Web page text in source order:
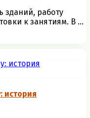
зданий, работу
к занятиям. В ...
история